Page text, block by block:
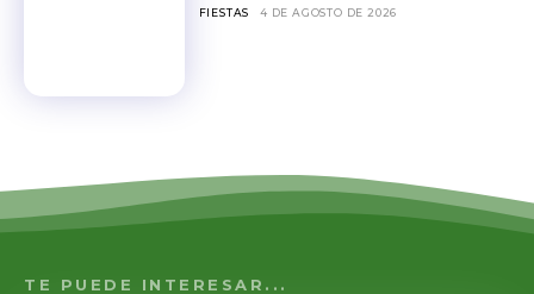
FIESTAS 4 DE AGOSTO DE 2026
TE PUEDE INTERESAR...